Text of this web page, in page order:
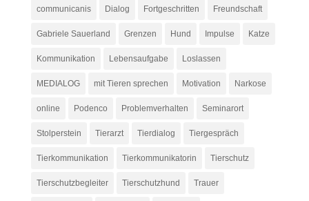
communicanis Dialog Fortgeschritten Freundschaft
Gabriele Sauerland Grenzen Hund Impulse Katze
Kommunikation Lebensaufgabe Loslassen
MEDIALOG mit Tieren sprechen Motivation Narkose
online Podenco Problemverhalten Seminarort
Stolperstein Tierarzt Tierdialog Tiergespräch
Tierkommunikation Tierkommunikatorin Tierschutz
Tierschutzbegleiter Tierschutzhund Trauer